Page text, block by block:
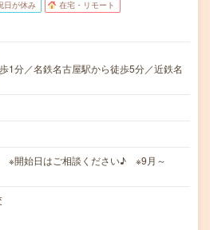
日が休み 在宅・リモート
1分／名鉄名古屋駅から徒歩5分／近鉄名
※開始日はご相談ください♪ ※9月～